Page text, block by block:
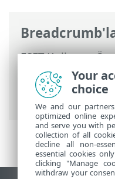
ESET Kullanım
ürünler İçin
politikası
>
Kategorisi B
Your
choice
We and our
optimized online
and serve you with
collection of all
decline all non-
essential cookies
clicking "Manage
withdraw your